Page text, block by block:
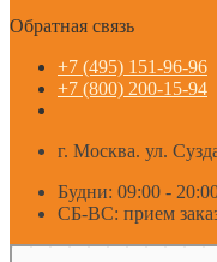
Обратная связь
+7 (495) 151-96-96
+7 (800) 200-15-94
г. Москва. ул.
Будни: 09:00 -
СБ-ВС: прием